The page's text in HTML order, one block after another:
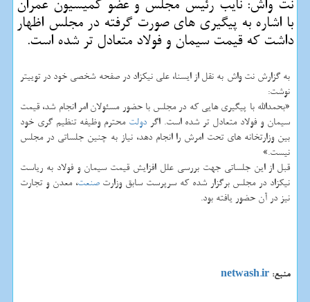
نت واش: نایب رئیس مجلس و عضو كمیسیون عمران
با اشاره به پیگیری های صورت گرفته در مجلس اظهار
داشت كه قیمت سیمان و فولاد متعادل تر شده است.
به گزارش نت واش به نقل از ایسنا، علی نیکزاد در صفحه شخصی خود در توییتر
نوشت:
«بحمدالله با پیگیری هایی که در مجلس با حضور مسئولان امر انجام شد، قیمت
سیمان و فولاد متعادل تر شده است. اگر دولت محترم وظیفه تنظیم گری خود
بین وزارتخانه های تحت امرش را انجام دهد، نیاز به چنین جلساتی در مجلس
نیست.»
قبل از این جلساتی جهت بررسی علل افزایش قیمت سیمان و فولاد به ریاست
نیکزاد در مجلس برگزار شده که سرپرست سابق وزارتصنعت، معدن و تجارت
نیز در آن حضور یافته بود.
منبع: netwash.ir